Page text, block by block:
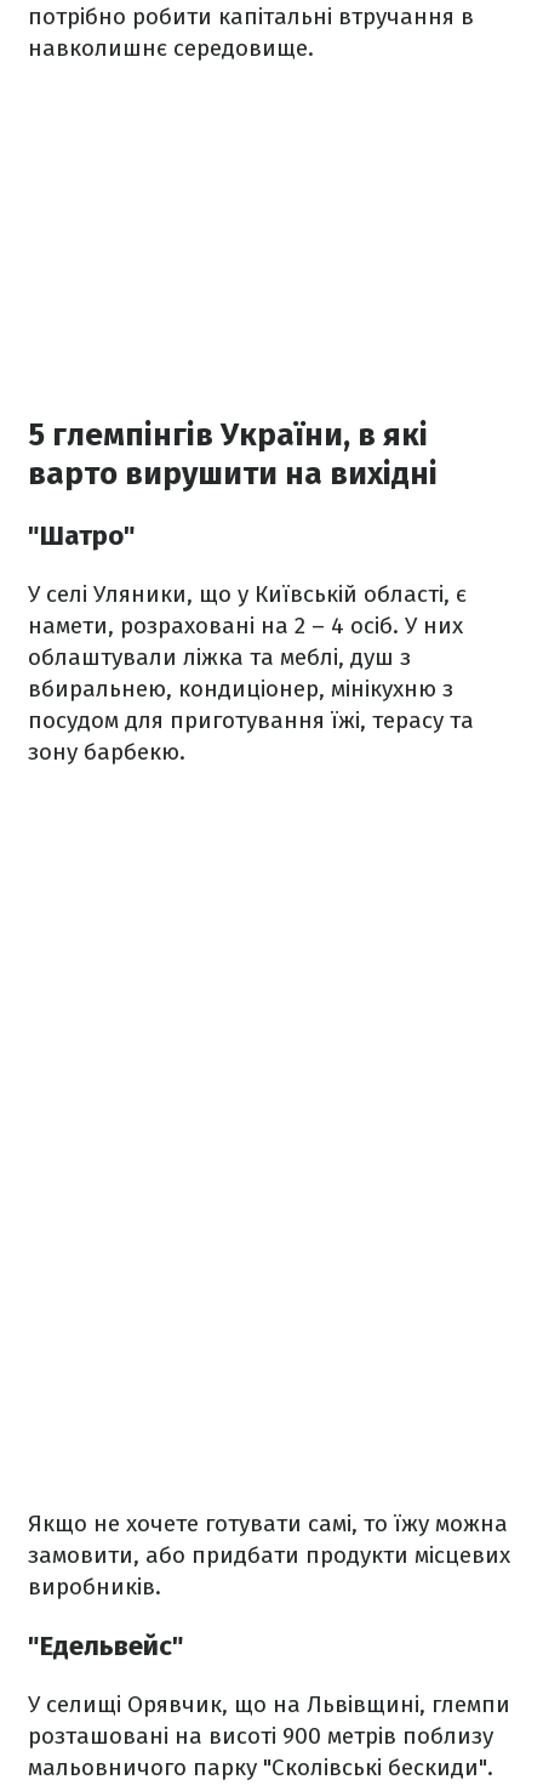
потрібно робити капітальні втручання в
навколишнє середовище.
5 глемпінгів України, в які
варто вирушити на вихідні
"Шатро"
У селі Уляники, що у Київській області, є
намети, розраховані на 2 – 4 осіб. У них
облаштували ліжка та меблі, душ з
вбиральнею, кондиціонер, мінікухню з
посудом для приготування їжі, терасу та
зону барбекю.
Якщо не хочете готувати самі, то їжу можна
замовити, або придбати продукти місцевих
виробників.
"Едельвейс"
У селищі Орявчик, що на Львівщині, глемпи
розташовані на висоті 900 метрів поблизу
мальовничого парку "Сколівські бескиди".